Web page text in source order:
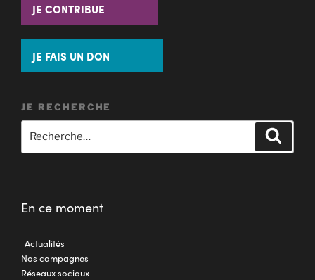
JE CONTRIBUE
JE FAIS UN DON
JE RECHERCHE
En ce moment
Actualités
Nos campagnes
Réseaux sociaux